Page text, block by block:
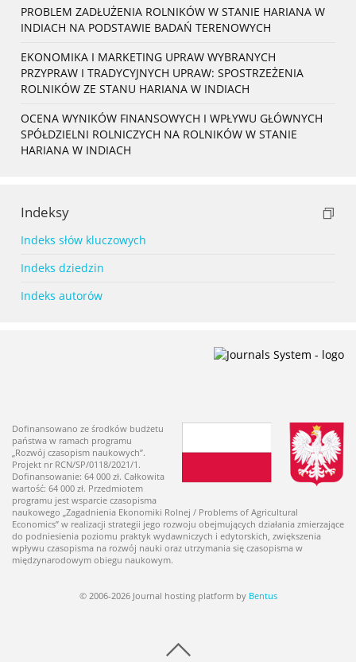
PROBLEM ZADŁUŻENIA ROLNIKÓW W STANIE HARIANA W
INDIACH NA PODSTAWIE BADAŃ TERENOWYCH
EKONOMIKA I MARKETING UPRAW WYBRANYCH
PRZYPRAW I TRADYCYJNYCH UPRAW: SPOSTRZEŻENIA
ROLNIKÓW ZE STANU HARIANA W INDIACH
OCENA WYNIKÓW FINANSOWYCH I WPŁYWU GŁÓWNYCH
SPÓŁDZIELNI ROLNICZYCH NA ROLNIKÓW W STANIE
HARIANA W INDIACH
Indeksy
Indeks słów kluczowych
Indeks dziedzin
Indeks autorów
Dofinansowano ze środków budżetu
państwa w ramach programu
„Rozwój czasopism naukowych”.
Projekt nr RCN/SP/0118/2021/1.
Dofinansowanie: 64 000 zł. Całkowita
wartość: 64 000 zł. Przedmiotem
programu jest wsparcie czasopisma
naukowego „Zagadnienia Ekonomiki Rolnej / Problems of Agricultural
Economics” w realizacji strategii jego rozwoju obejmujących działania zmierzające
do podniesienia poziomu praktyk wydawniczych i edytorskich, zwiększenia
wpływu czasopisma na rozwój nauki oraz utrzymania się czasopisma w
międzynarodowym obiegu naukowym.
© 2006-2026 Journal hosting platform by Bentus